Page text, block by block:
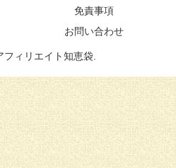
免責事項
お問い合わせ
ィリエイト知恵袋.